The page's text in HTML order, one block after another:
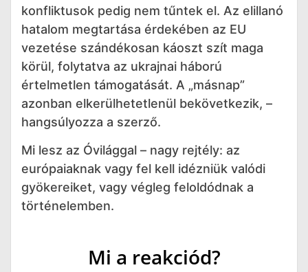
konfliktusok pedig nem tűntek el. Az elillanó
hatalom megtartása érdekében az EU
vezetése szándékosan káoszt szít maga
körül, folytatva az ukrajnai háború
értelmetlen támogatását. A „másnap”
azonban elkerülhetetlenül bekövetkezik, –
hangsúlyozza a szerző.
Mi lesz az Óvilággal – nagy rejtély: az
európaiaknak vagy fel kell idézniük valódi
gyökereiket, vagy végleg feloldódnak a
történelemben.
Mi a reakciód?